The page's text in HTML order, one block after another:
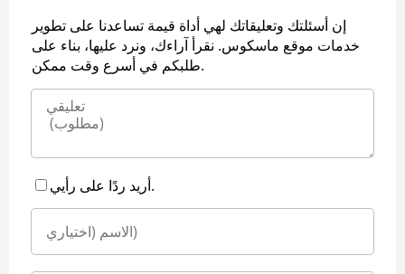
إن أسئلتك وتعليقاتك لهي أداة قيمة تساعدنا على تطوير
خدمات موقع ماسكوس. نقرأ آراءك، ونرد عليها، بناء على
طلبكم في أسرع وقت ممكن.
أريد ردًا على رأيي.